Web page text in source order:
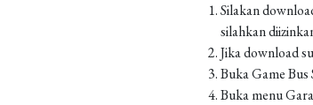
Silakan
silahkan
Jika download
Buka Game
Buka menu